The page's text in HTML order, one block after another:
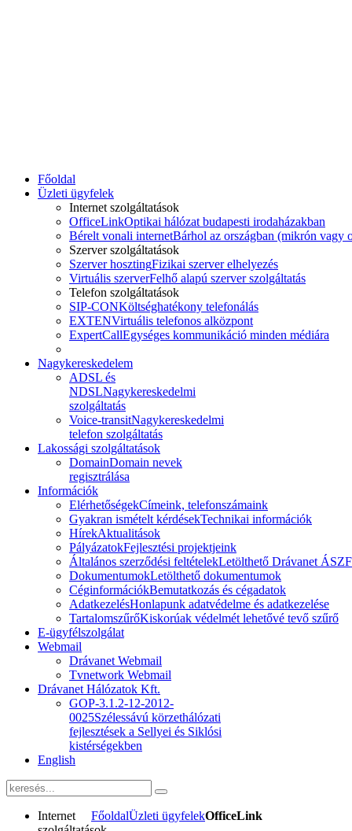
Főoldal
Üzleti ügyfelek
Internet szolgáltatások
OfficeLinkOptikai hálózat budapesti irodaházakban
Bérelt vonali internetBárhol az országban (mikrón vagy
Szerver szolgáltatások
Szerver hosztingFizikai szerver elhelyezés
Virtuális szerverFelhő alapú szerver szolgáltatás
Telefon szolgáltatások
SIP-CONKöltséghatékony telefonálás
EXTENVirtuális telefonos alközpont
ExpertCallEgységes kommunikáció minden médiára
Nagykereskedelem
ADSL és
NDSLNagykereskedelmi
szolgáltatás
Voice-transitNagykereskedelmi
telefon szolgáltatás
Lakossági szolgáltatások
DomainDomain nevek
regisztrálása
Információk
ElérhetőségekCímeink, telefonszámaink
Gyakran ismételt kérdésekTechnikai információk
HírekAktualitások
PályázatokFejlesztési projektjeink
Általános szerződési feltételekLetölthető Drávanet ÁSZF
DokumentumokLetölthető dokumentumok
CéginformációkBemutatkozás és cégadatok
AdatkezelésHonlapunk adatvédelme és adatkezelése
TartalomszűrőKiskorúak védelmét lehetővé tevő szűrő
E-ügyfélszolgálat
Webmail
Drávanet Webmail
Tvnetwork Webmail
Drávanet Hálózatok Kft.
GOP-3.1.2-12-2012-
0025Szélessávú körzethálózati
fejlesztések a Sellyei és Siklósi
kistérségekben
English
FőoldalÜzleti ügyfelekOfficeLink
Internet